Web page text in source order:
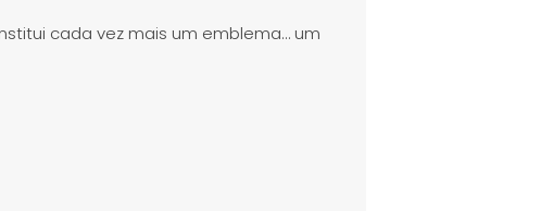
cada vez mais um emblema… um